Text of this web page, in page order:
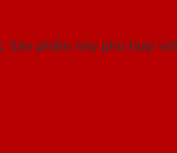
Sản phẩm này phù hợp